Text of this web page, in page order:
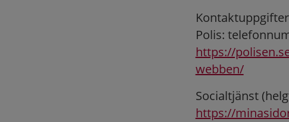
Polis:
https://
webben/
Socialtjänst
https://